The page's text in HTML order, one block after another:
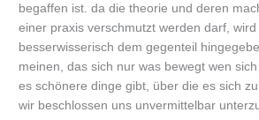
begaffen ist. da die theorie und deren
einer praxis verschmutzt werden darf, wird
besserwisserisch dem gegenteil
meinen, das sich nur was bewegt wen
es schönere dinge gibt, über die es sich
wir beschlossen uns unvermittelbar